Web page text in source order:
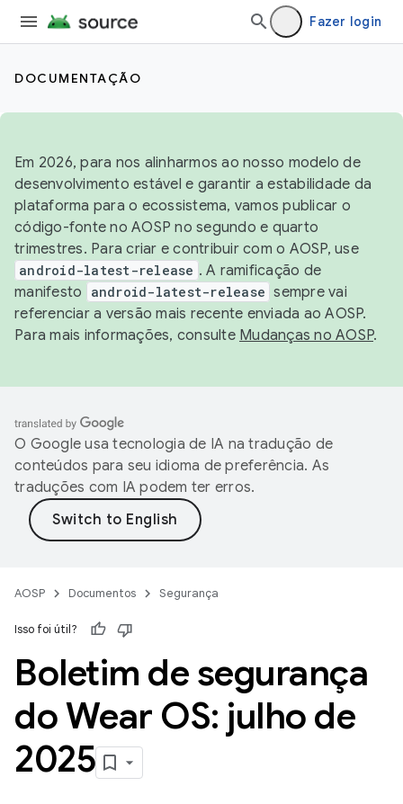
Fazer login
DOCUMENTAÇÃO
Em 2026, para nos alinharmos ao nosso modelo de
desenvolvimento estável e garantir a estabilidade da
plataforma para o ecossistema, vamos publicar o
código-fonte no AOSP no segundo e quarto
trimestres. Para criar e contribuir com o AOSP, use
android-latest-release . A ramificação de
manifesto
android-latest-release sempre vai
referenciar a versão mais recente enviada ao AOSP.
Para mais informações, consulte Mudanças no AOSP.
O Google usa tecnologia de IA na tradução de
conteúdos para seu idioma de preferência. As
traduções com IA podem ter erros.
AOSP Documentos Segurança
Isso foi útil?
Boletim de segurança
do Wear OS: julho de
2025